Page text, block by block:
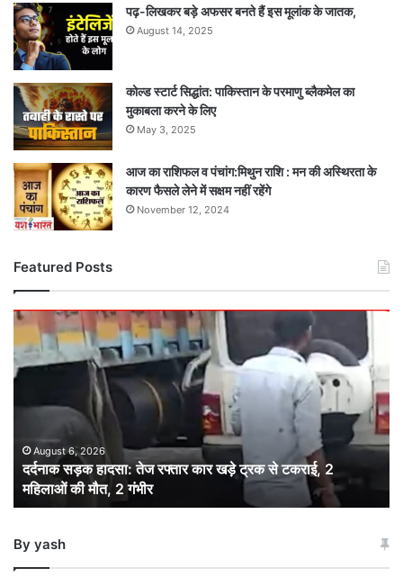
पढ़-लिखकर बड़े अफसर बनते हैं इस मूलांक के जातक,
August 14, 2025
कोल्ड स्टार्ट सिद्धांत: पाकिस्तान के परमाणु ब्लैकमेल का
मुकाबला करने के लिए
May 3, 2025
आज का राशिफल व पंचांग:मिथुन राशि : मन की अस्थिरता के
कारण फैसले लेने में सक्षम नहीं रहेंगे
November 12, 2024
Featured Posts
दर्दनाक
हादसा:
तेज
कार
ट्रक
टकराई,
2
की
August 6, 2026
दर्दनाक सड़क हादसा: तेज रफ्तार कार खड़े ट्रक से टकराई, 2
महिलाओं की मौत, 2 गंभीर
By yash